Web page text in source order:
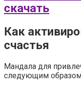
скачать
Как
счастья
Мандала для
следующим